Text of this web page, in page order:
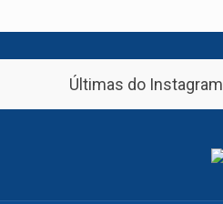
Últimas do Instagram